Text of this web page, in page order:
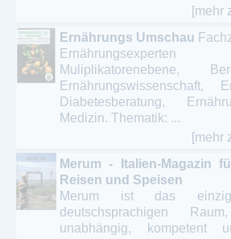
[mehr
Ernährungs Umschau
Muliplikatorenebene,
Ernährungswissenschaft,
Diabetesberatung,
Medizin. Thematik: ...
[mehr
Merum - Italien-Magazin
Reisen und Speisen
Merum ist das
deutschsprachigen
unabhängig, kompetent